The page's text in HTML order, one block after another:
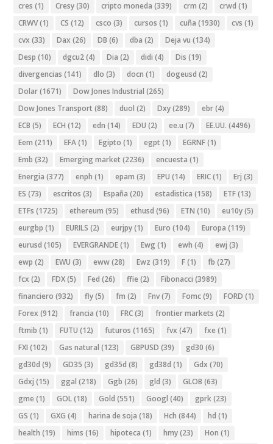
cres (1) Cresy(30) cripto moneda (339) crm (2) crwd (1)
CRWV(1) CS (12) csco (3) cursos (1) cuña (1930) cvs (1)
cvx (33) Dax (26) DB (6) dba (2) Deja vu (134)
Desp (10) dgcu2(4) Dia (2) didi (4) Dis (19)
divergencias (141) dlo (3) docn (1) dogeusd (2)
Dolar(1671) Dow Jones Industrial (265)
Dow Jones Transport (88) duol (2) Dxy(289) ebr(4)
ECB (5) ECH (12) edn (14) EDU (2) ee.u (7) EE.UU. (4496)
Eem (211) EFA(1) Egipto (1) egpt (1) EGRNF(1)
Emb (32) Emerging market (2236) encuesta (1)
Energia (377) enph (1) epam (3) EPU (14) ERIC(1) Erj (3)
ES (73) escritos (3) España (20) estadistica (158) ETF(13)
ETFs (1725) ethereum (95) ethusd (96) ETN (10) eu10y(5)
eurgbp (1) EURILS (2) eurjpy(1) Euro (104) Europa (119)
eurusd (105) EVERGRANDE(1) Ewg (1) ewh (4) ewj (3)
ewp (2) EWU (3) eww(28) Ewz (319) F(1) fb (27)
fcx (2) FDX(5) Fed (26) ffie (2) Fibonacci (3989)
financiero (932) fly(5) fm (2) Fnv(7) Fomc(9) FORD (1)
Forex (912) francia (10) FRC(3) frontier markets (2)
ftmib (1) FUTU (12) futuros (1165) fvx (47) fxe (1)
FXI (102) Gas natural (123) GBPUSD (39) gd30 (6)
gd30d (9) GD35 (3) gd35d (8) gd38d (1) Gdx (70)
Gdxj (15) ggal (218) Ggb (26) gld (3) GLOB (63)
gme (1) GOL(18) Gold (551) Googl (40) gprk(23)
GS (1) GXG (4) harina de soja (18) Hch (844) hd (1)
health (19) hims (16) hipoteca (1) hmy(23) Hon (1)